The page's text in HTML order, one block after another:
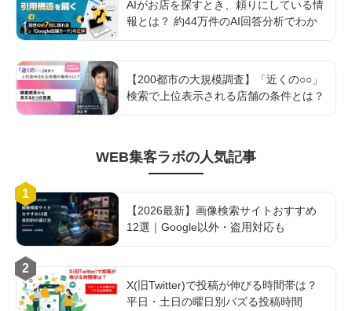
AIがお店を探すとき、頼りにしている情
報とは？ 約44万件のAI回答分析でわか
ったGoogle AI検索を支える「店舗情報
【200都市の大規模調査】「近くの○○」
検索で上位表示される店舗の条件とは？
調査結果から見える5つの要素
WEB集客ラボの人気記事
1
【2026最新】画像検索サイトおすすめ
12選｜Google以外・盗用対応も
2
X(旧Twitter)で投稿が伸びる時間帯は？
平日・土日の曜日別バズる投稿時間